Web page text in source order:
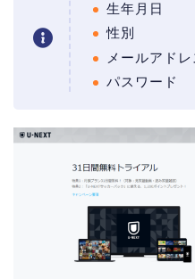
生年月日
性別
メールアドレ
パスワード